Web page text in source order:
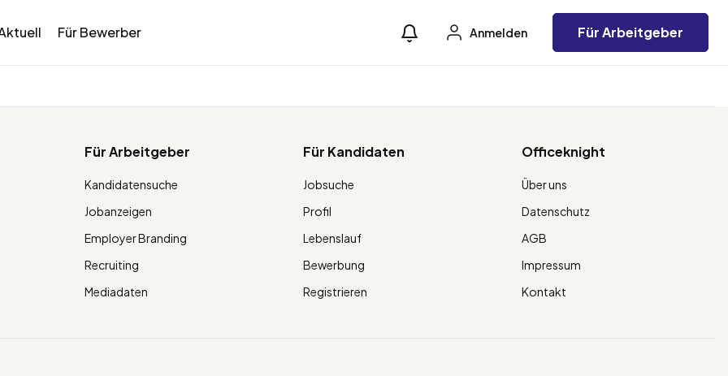
Für Bewerber Anmelden Für Arbeitgeber
Für Arbeitgeber
Kandidatensuche
Jobanzeigen
Employer Branding
Recruiting
Mediadaten
Für Kandidaten
Jobsuche
Profil
Lebenslauf
Bewerbung
Registrieren
Officeknight
Über uns
Datenschutz
AGB
Impressum
Kontakt